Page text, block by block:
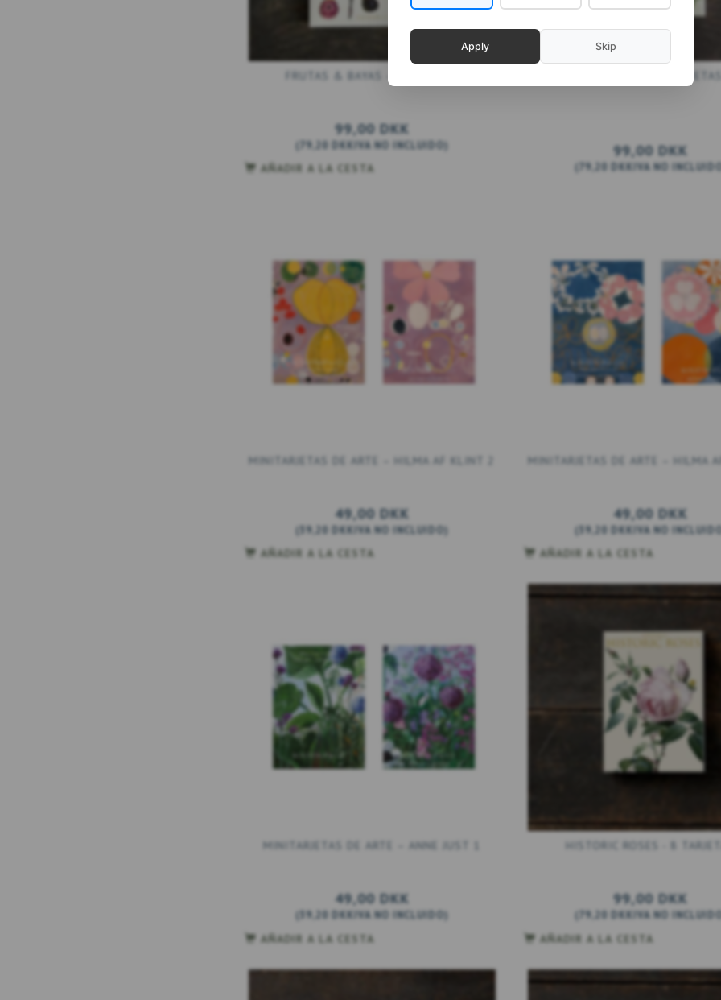
FRUTAS & BAYAS - 8 TARJETAS
99,00 DKK
79,20 DKK IVA NO INCLUIDO)
AÑADIR A LA CESTA
HERBAL TEA - 8 TARJETAS
99,00 DKK
79,20 DKK IVA NO
MINITARJETAS DE ARTE – HILMA AF KLINT 2
49,00 DKK
39,20 DKK IVA NO INCLUIDO)
AÑADIR A LA CESTA
MINITARJETAS DE ARTE – HILMA
49,00 DKK
39,20 DKK IVA NO
AÑADIR A LA CESTA
MINITARJETAS DE ARTE – ANNE JUST 1
49,00 DKK
39,20 DKK IVA NO INCLUIDO)
AÑADIR A LA CESTA
HISTORIC ROSES - 8
99,00 DKK
79,20 DKK IVA NO
AÑADIR A LA CESTA
Apply Skip